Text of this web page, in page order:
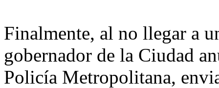
Finalmente, al no llegar a
gobernador de la Ciudad
Policía Metropolitana,